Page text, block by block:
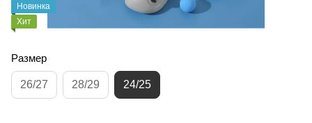
Новинка
Хит
Размер
26/27 28/29 24/25